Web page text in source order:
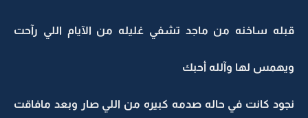
قبله ساخنه من ماجد تشفي غليله من الآيام اللي رآحت
ويهمس لها وآلله أحبك
نجود كانت في حاله صدمه كبيره من اللي صار وبعد مافاقت